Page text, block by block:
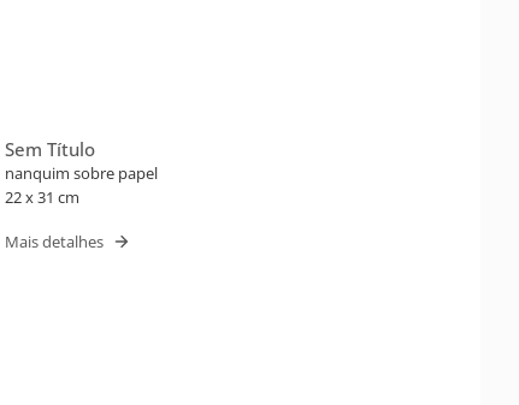
Sem Título
nanquim sobre papel
22 x 31 cm
Mais detalhes